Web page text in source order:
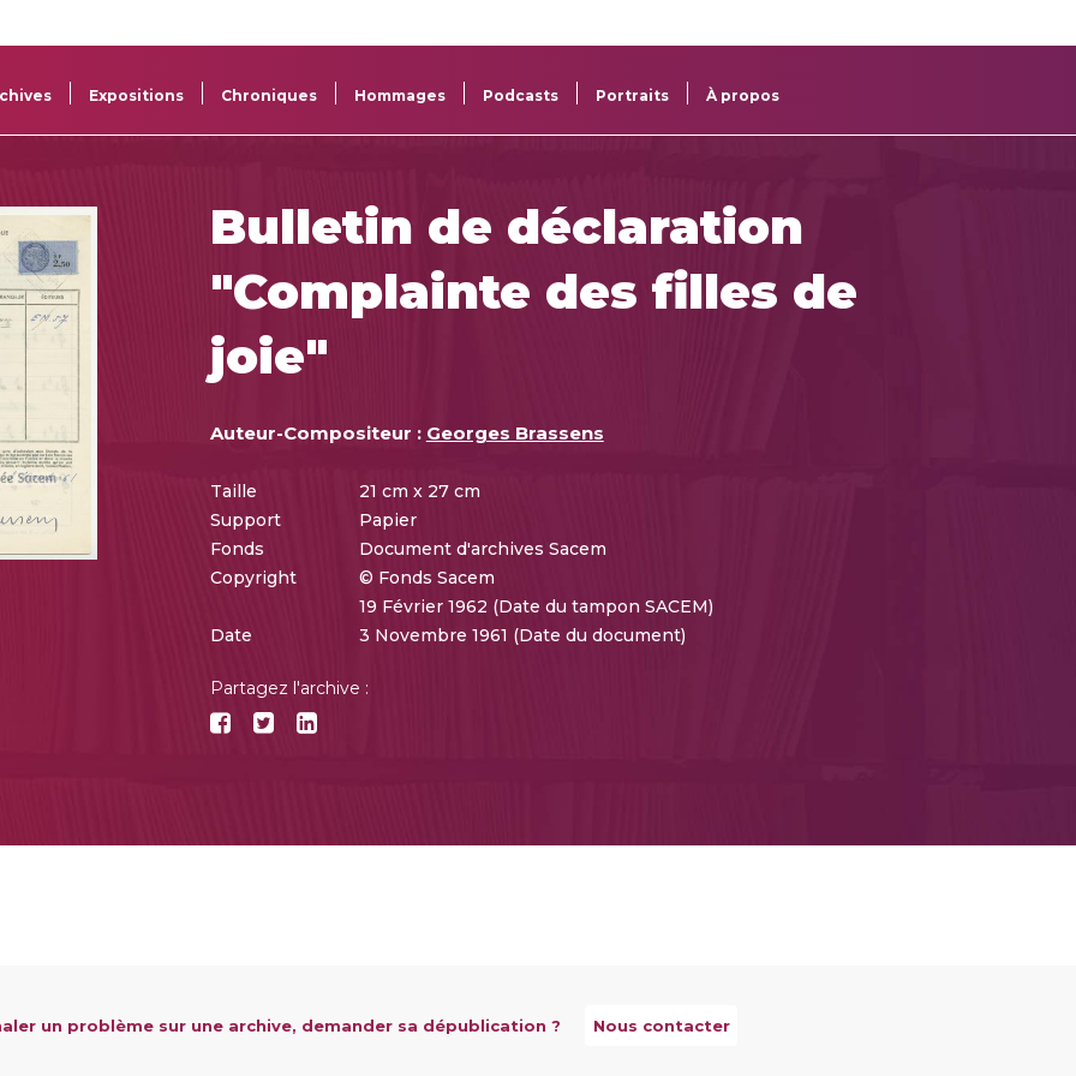
Sacem
projets
Sacem
des œuvres
Expositions Chroniques Hommages Podcasts Portraits À propos
Bulletin de déclaration
"Complainte des filles de
joie"
Auteur-Compositeur : Georges Brassens
Taille
21 cm x 27 cm
Support
Papier
Fonds
Document d'archives Sacem
Copyright
© Fonds Sacem
Date
19 Février 1962 (Date du tampon SACEM)
3 Novembre 1961 (Date du document)
Partagez l'archive :
un problème sur une archive, demander sa dépublication ? Nous contacter